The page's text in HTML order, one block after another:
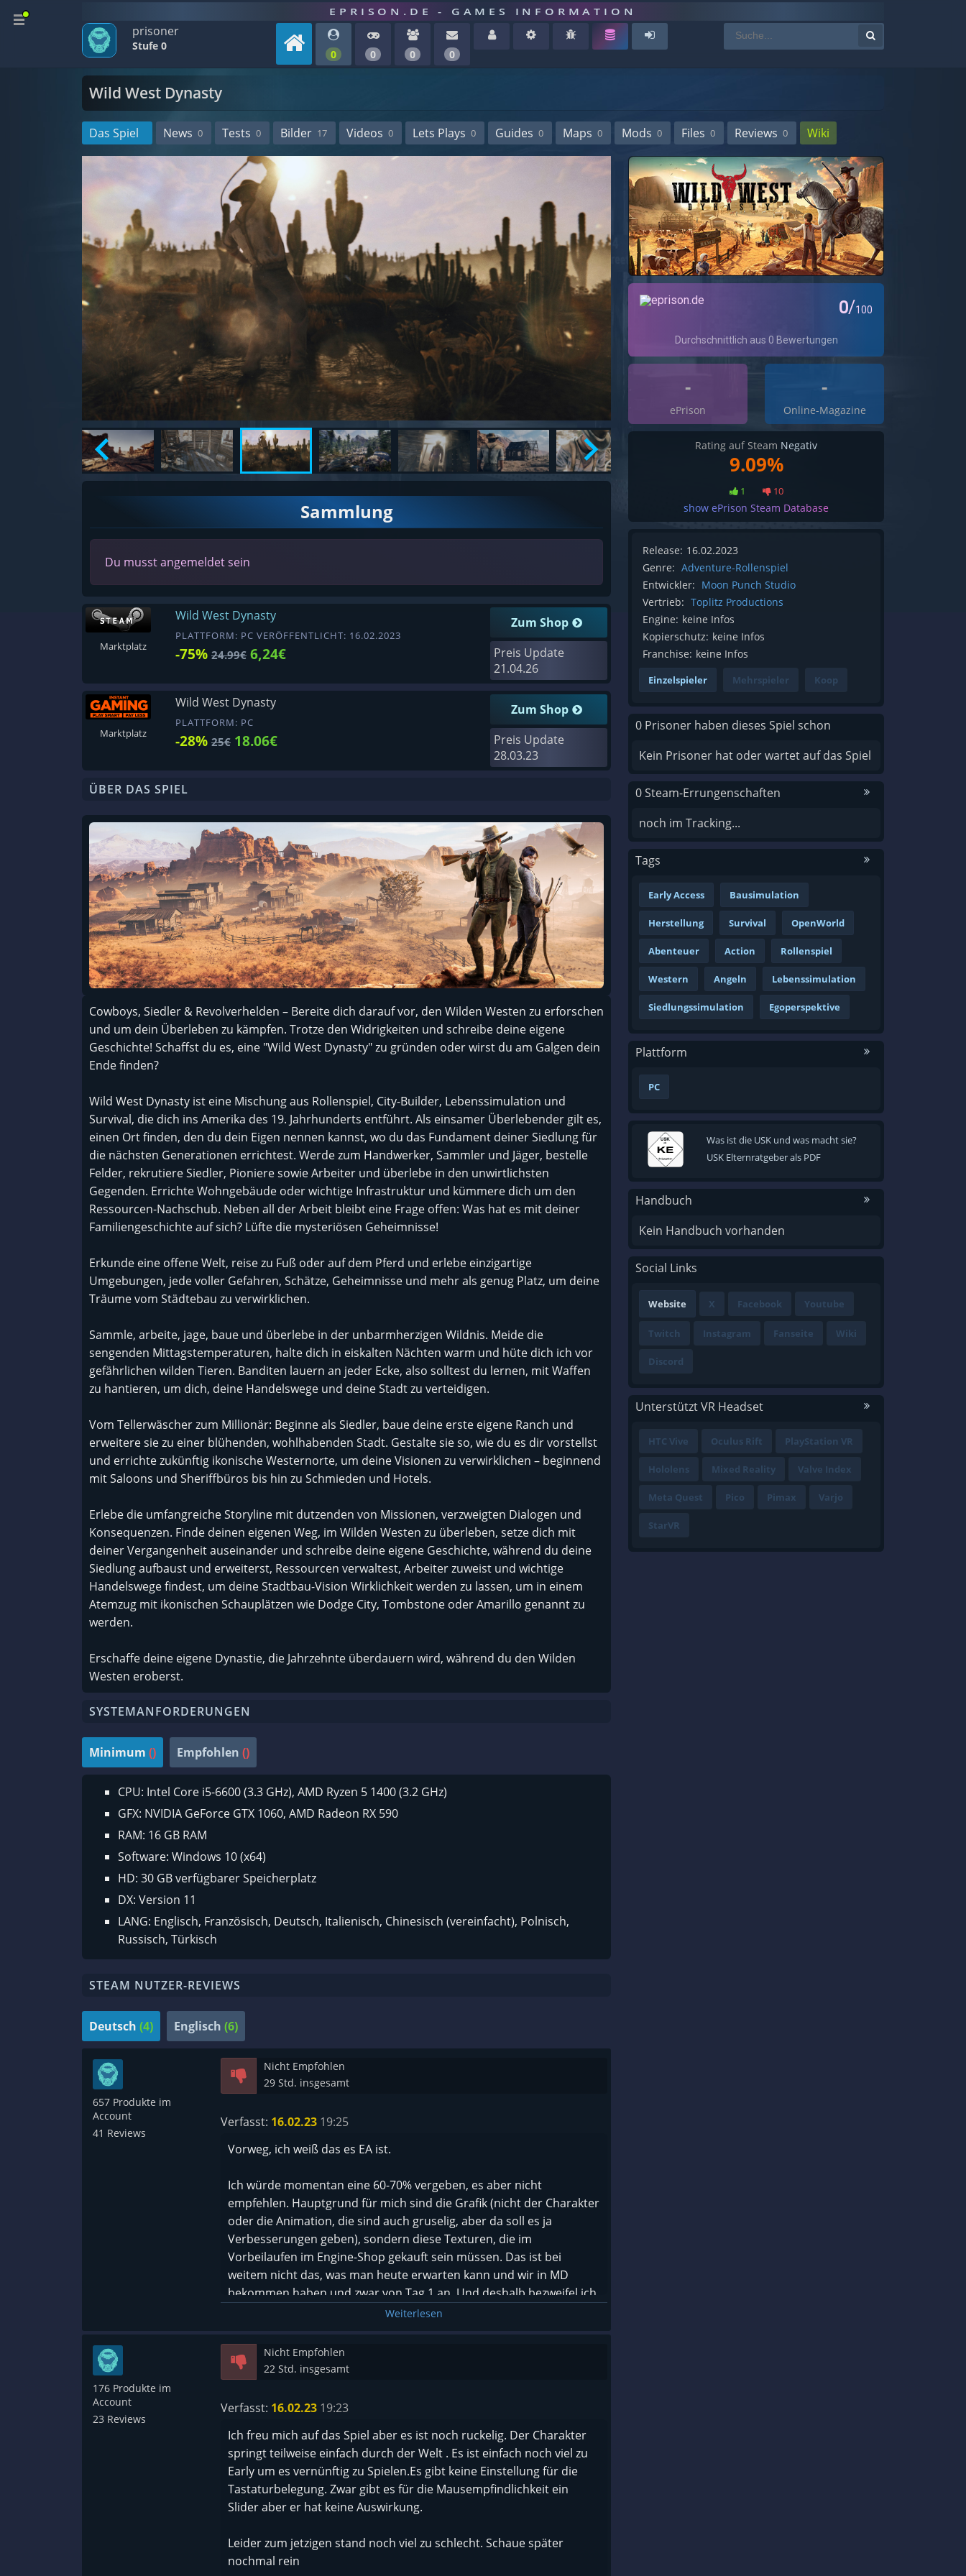
EPRISON.DE - GAMES INFORMATION
prisoner
Stufe 0
0 0 0 0
Wild West Dynasty
Das Spiel News 0 Tests 0 Bilder 17 Videos 0 Lets Plays 0 Guides 0 Maps 0 Mods 0 Files 0 Reviews 0 Wiki
Sammlung
Du musst angemeldet sein
Marktplatz
Wild West Dynasty
PLATTFORM: PC VERÖFFENTLICHT: 16.02.2023
-75% 24.99€ 6,24€
Zum Shop
Preis Update
21.04.26
Marktplatz
Wild West Dynasty
PLATTFORM: PC
-28% 25€ 18.06€
Zum Shop
Preis Update
28.03.23
ÜBER DAS SPIEL
Cowboys, Siedler & Revolverhelden – Bereite dich darauf vor, den Wilden Westen zu erforschen
und um dein Überleben zu kämpfen. Trotze den Widrigkeiten und schreibe deine eigene
Geschichte! Schaffst du es, eine "Wild West Dynasty" zu gründen oder wirst du am Galgen dein
Ende finden?
Wild West Dynasty ist eine Mischung aus Rollenspiel, City-Builder, Lebenssimulation und
Survival, die dich ins Amerika des 19. Jahrhunderts entführt. Als einsamer Überlebender gilt es,
einen Ort finden, den du dein Eigen nennen kannst, wo du das Fundament deiner Siedlung für
die nächsten Generationen errichtest. Werde zum Handwerker, Sammler und Jäger, bestelle
Felder, rekrutiere Siedler, Pioniere sowie Arbeiter und überlebe in den unwirtlichsten
Gegenden. Errichte Wohngebäude oder wichtige Infrastruktur und kümmere dich um den
Ressourcen-Nachschub. Neben all der Arbeit bleibt eine Frage offen: Was hat es mit deiner
Familiengeschichte auf sich? Lüfte die mysteriösen Geheimnisse!
Erkunde eine offene Welt, reise zu Fuß oder auf dem Pferd und erlebe einzigartige
Umgebungen, jede voller Gefahren, Schätze, Geheimnisse und mehr als genug Platz, um deine
Träume vom Städtebau zu verwirklichen.
Sammle, arbeite, jage, baue und überlebe in der unbarmherzigen Wildnis. Meide die
sengenden Mittagstemperaturen, halte dich in eiskalten Nächten warm und hüte dich ich vor
gefährlichen wilden Tieren. Banditen lauern an jeder Ecke, also solltest du lernen, mit Waffen
zu hantieren, um dich, deine Handelswege und deine Stadt zu verteidigen.
Vom Tellerwäscher zum Millionär: Beginne als Siedler, baue deine erste eigene Ranch und
erweitere sie zu einer blühenden, wohlhabenden Stadt. Gestalte sie so, wie du es dir vorstellst
und errichte zukünftig ikonische Westernorte, um deine Visionen zu verwirklichen – beginnend
mit Saloons und Sheriffbüros bis hin zu Schmieden und Hotels.
Erlebe die umfangreiche Storyline mit dutzenden von Missionen, verzweigten Dialogen und
Konsequenzen. Finde deinen eigenen Weg, im Wilden Westen zu überleben, setze dich mit
deiner Vergangenheit auseinander und schreibe deine eigene Geschichte, während du deine
Siedlung aufbaust und erweiterst, Ressourcen verwaltest, Arbeiter zuweist und wichtige
Handelswege findest, um deine Stadtbau-Vision Wirklichkeit werden zu lassen, um in einem
Atemzug mit ikonischen Schauplätzen wie Dodge City, Tombstone oder Amarillo genannt zu
werden.
Erschaffe deine eigene Dynastie, die Jahrzehnte überdauern wird, während du den Wilden
Westen eroberst.
SYSTEMANFORDERUNGEN
Minimum () Empfohlen ()
CPU: Intel Core i5-6600 (3.3 GHz), AMD Ryzen 5 1400 (3.2 GHz)
GFX: NVIDIA GeForce GTX 1060, AMD Radeon RX 590
RAM: 16 GB RAM
Software: Windows 10 (x64)
HD: 30 GB verfügbarer Speicherplatz
DX: Version 11
LANG: Englisch, Französisch, Deutsch, Italienisch, Chinesisch (vereinfacht), Polnisch,
Russisch, Türkisch
STEAM NUTZER-REVIEWS
Deutsch (4) Englisch (6)
657 Produkte im
Account
41 Reviews
Nicht Empfohlen
29 Std. insgesamt
Verfasst: 16.02.2319:25
Vorweg, ich weiß das es EA ist.
Ich würde momentan eine 60-70% vergeben, es aber nicht
empfehlen. Hauptgrund für mich sind die Grafik (nicht der Charakter
oder die Animation, die sind auch gruselig, aber da soll es ja
Verbesserungen geben), sondern diese Texturen, die im
Vorbeilaufen im Engine-Shop gekauft sein müssen. Das ist bei
weitem nicht das, was man heute erwarten kann und wir in MD
bekommen haben und zwar von Tag 1 an. Und deshalb bezweifel ich,
dass sich das ändert. Dazu ist das Spiel auch noch laggy, und das auf
einem High End PC (EA, fehlende Optimierung, geschenkt).
Insbesondere wegen der Grafik kann ich das Spiel nicht empfehlen
und das tut mir selbst weh. Ich werde es nicht zurückgeben, sondern
immer mal wieder spielen und sehen, ob ich damit noch warm
werde.
---{ Graphics }---
☐ You forget what reality is
☐ Beautiful
☐ Good
☐ Decent
☐ Don‘t look too long at it
☐ MS-DOS
Weiterlesen
176 Produkte im
Account
23 Reviews
Nicht Empfohlen
22 Std. insgesamt
Verfasst: 16.02.2319:23
Ich freu mich auf das Spiel aber es ist noch ruckelig. Der Charakter
springt teilweise einfach durch der Welt . Es ist einfach noch viel zu
Early um es vernünftig zu Spielen.Es gibt keine Einstellung für die
Tastaturbelegung. Zwar gibt es für die Mausempfindlichkeit ein
Slider aber er hat keine Auswirkung.
Leider zum jetzigen stand noch viel zu schlecht. Schaue später
nochmal rein
-
ePrison
-
Online-Magazine
Rating auf Steam Negativ
9.09%
1 10
show ePrison Steam Database
Release: 16.02.2023
Genre: Adventure-Rollenspiel
Entwickler: Moon Punch Studio
Vertrieb: Toplitz Productions
Engine: keine Infos
Kopierschutz: keine Infos
Franchise: keine Infos
Einzelspieler Mehrspieler Koop
0 Prisoner haben dieses Spiel schon
Kein Prisoner hat oder wartet auf das Spiel
0 Steam-Errungenschaften
noch im Tracking...
Tags
Early Access Bausimulation
Herstellung Survival OpenWorld
Abenteuer Action Rollenspiel
Western Angeln Lebenssimulation
Siedlungssimulation Egoperspektive
Plattform
PC
Was ist die USK und was macht sie?
USK Elternratgeber als PDF
Handbuch
Kein Handbuch vorhanden
Social Links
Website X Facebook Youtube
Twitch Instagram Fanseite Wiki
Discord
Unterstützt VR Headset
HTC Vive Oculus Rift PlayStation VR
Hololens Mixed Reality Valve Index
Meta Quest Pico Pimax Varjo
StarVR